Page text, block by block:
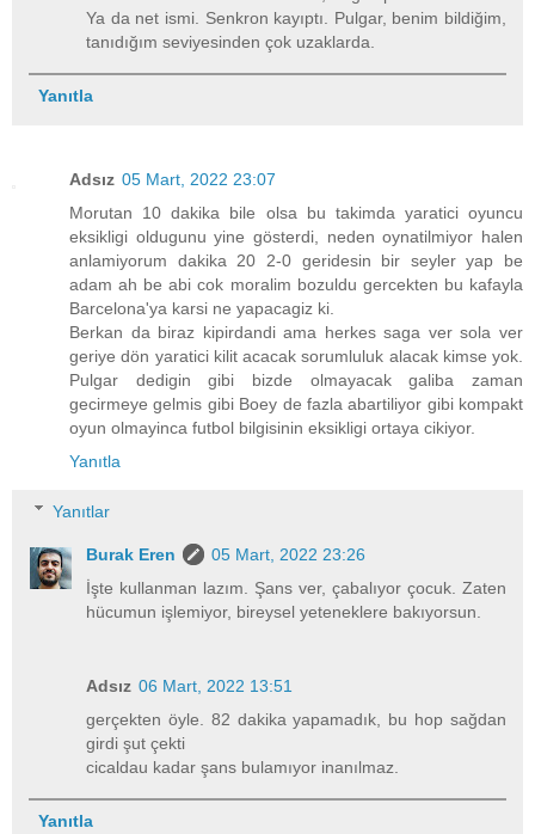
Ya da net ismi. Senkron kayıptı. Pulgar, benim bildiğim,
tanıdığım seviyesinden çok uzaklarda.
Yanıtla
Adsız 05 Mart, 2022 23:07
Morutan 10 dakika bile olsa bu takimda yaratici oyuncu
eksikligi oldugunu yine gösterdi, neden oynatilmiyor halen
anlamiyorum dakika 20 2-0 geridesin bir seyler yap be
adam ah be abi cok moralim bozuldu gercekten bu kafayla
Barcelona'ya karsi ne yapacagiz ki.
Berkan da biraz kipirdandi ama herkes saga ver sola ver
geriye dön yaratici kilit acacak sorumluluk alacak kimse yok.
Pulgar dedigin gibi bizde olmayacak galiba zaman
gecirmeye gelmis gibi Boey de fazla abartiliyor gibi kompakt
oyun olmayinca futbol bilgisinin eksikligi ortaya cikiyor.
Yanıtla
Yanıtlar
Burak Eren
05 Mart, 2022 23:26
İşte kullanman lazım. Şans ver, çabalıyor çocuk. Zaten
hücumun işlemiyor, bireysel yeteneklere bakıyorsun.
Adsız 06 Mart, 2022 13:51
gerçekten öyle. 82 dakika yapamadık, bu hop sağdan
girdi şut çekti
cicaldau kadar şans bulamıyor inanılmaz.
Yanıtla